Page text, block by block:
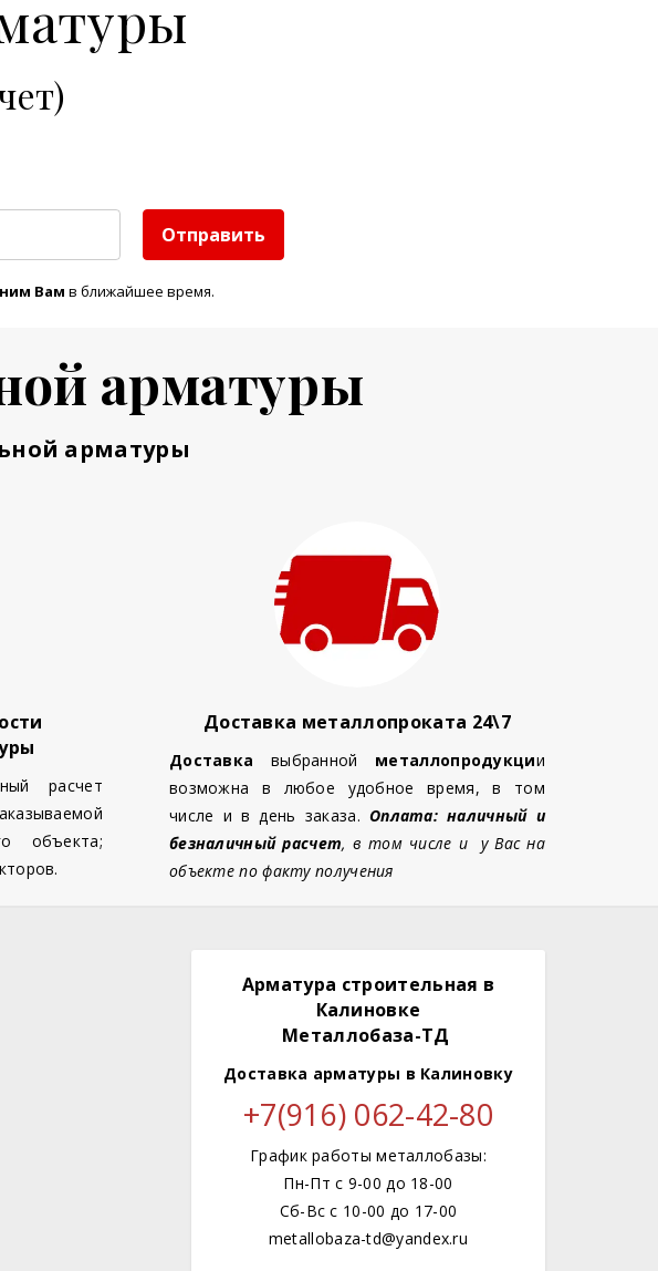
Отправить
Вам в ближайшее время.
арматуры
арматуры
расчет
объекта;
Доставка металлопроката 24\7
Доставка выбранной металлопродукции
возможна в любое удобное время, в том
числе и в день заказа. Оплата: наличный и
безналичный расчет, в том числе и у Вас на
объекте по факту получения
Арматура строительная в
Калиновке
Металлобаза-ТД
Доставка арматуры в Калиновку
+7(916) 062-42-80
График работы металлобазы:
Пн-Пт с 9-00 до 18-00
Сб-Вс с 10-00 до 17-00
metallobaza-td@yandex.ru